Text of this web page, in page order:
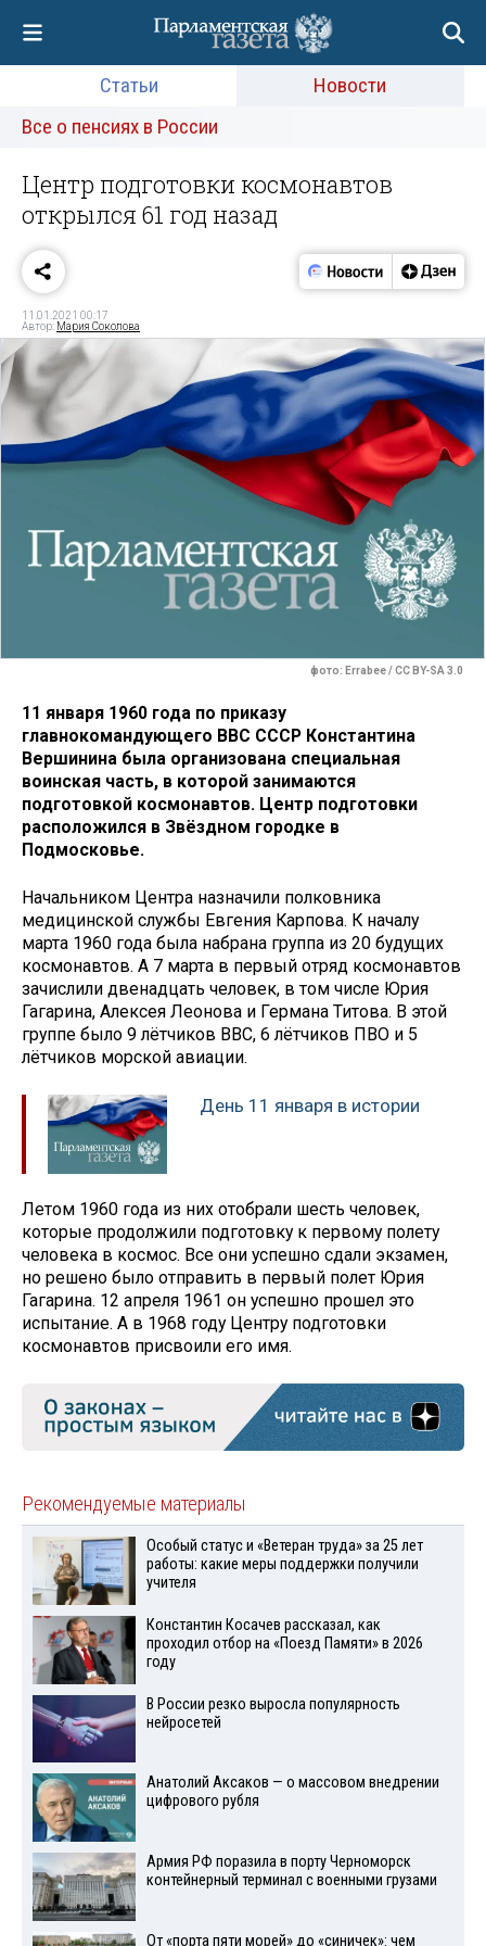
Статьи
Новости
Все о пенсиях в России
Центр подготовки космонавтов
открылся 61 год назад
11.01.2021 00:17
Автор: Мария Соколова
фото: Errabee / CC BY-SA 3.0
11 января 1960 года по приказу
главнокомандующего ВВС СССР Константина
Вершинина была организована специальная
воинская часть, в которой занимаются
подготовкой космонавтов. Центр подготовки
расположился в Звёздном городке в
Подмосковье.
Начальником Центра назначили полковника
медицинской службы Евгения Карпова. К началу
марта 1960 года была набрана группа из 20 будущих
космонавтов. А 7 марта в первый отряд космонавтов
зачислили двенадцать человек, в том числе Юрия
Гагарина, Алексея Леонова и Германа Титова. В этой
группе было 9 лётчиков ВВС, 6 лётчиков ПВО и 5
лётчиков морской авиации.
День 11 января в истории
Летом 1960 года из них отобрали шесть человек,
которые продолжили подготовку к первому полету
человека в космос. Все они успешно сдали экзамен,
но решено было отправить в первый полет Юрия
Гагарина. 12 апреля 1961 он успешно прошел это
испытание. А в 1968 году Центру подготовки
космонавтов присвоили его имя.
Рекомендуемые материалы
Особый статус и «Ветеран труда» за 25 лет
работы: какие меры поддержки получили
учителя
Константин Косачев рассказал, как
проходил отбор на «Поезд Памяти» в 2026
году
В России резко выросла популярность
нейросетей
Анатолий Аксаков — о массовом внедрении
цифрового рубля
Армия РФ поразила в порту Черноморск
контейнерный терминал с военными грузами
От «порта пяти морей» до «синичек»: чем